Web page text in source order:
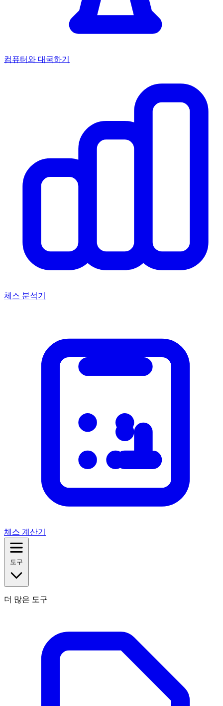
컴퓨터와 대국하기
체스 분석기
체스 계산기
도구
더 많은 도구